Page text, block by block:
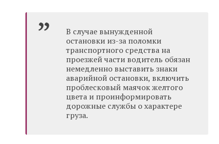
В случае вынужденной
остановки из-за поломки
транспортного средства на
проезжей части водитель обязан
немедленно выставить знаки
аварийной остановки, включить
проблесковый маячок желтого
цвета и проинформировать
дорожные службы о характере
груза.